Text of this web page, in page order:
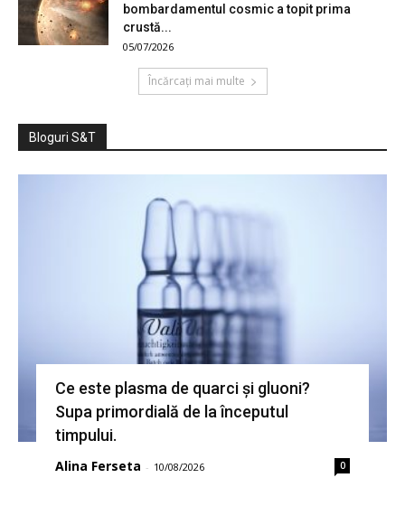
bombardamentul cosmic a topit prima
crustă...
05/07/2026
Încărcați mai multe
Bloguri S&T
Ce este plasma de quarci și gluoni?
Supa primordială de la începutul
timpului.
Alina Ferseta - 10/08/2026 0